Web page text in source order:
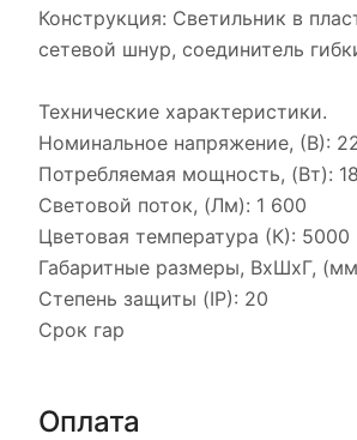
Конструкция: Светильник в
сетевой шнур, соединитель
Технические характеристики.
Номинальное напряжение, (В):
Потребляемая мощность, (Вт): 18
Световой поток, (Лм): 1 600
Цветовая температура (К): 5000
Габаритные размеры, ВхШхГ,
Степень защиты (IP): 20
Срок гар
Оплата